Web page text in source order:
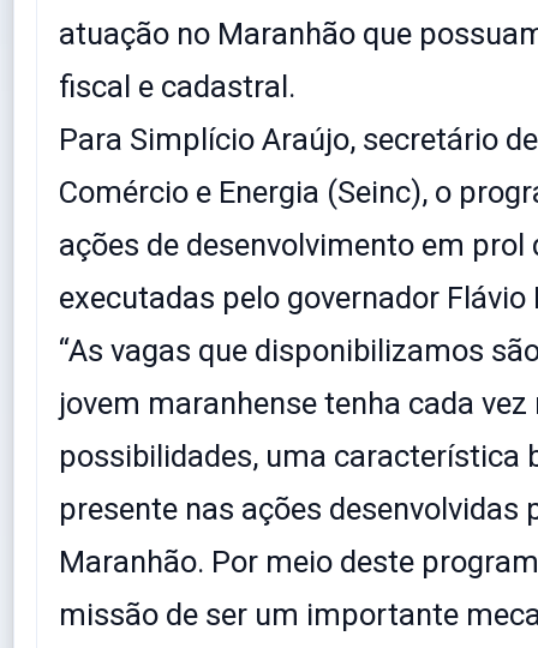
atuação no Maranhão que
fiscal e cadastral.
Para Simplício Araújo, secretário
Comércio e Energia (Seinc), o
ações de desenvolvimento em prol
executadas pelo governador Flávio
“As vagas que disponibilizamos
jovem maranhense tenha cada vez
possibilidades, uma característica
presente nas ações desenvolvidas
Maranhão. Por meio deste
missão de ser um importante